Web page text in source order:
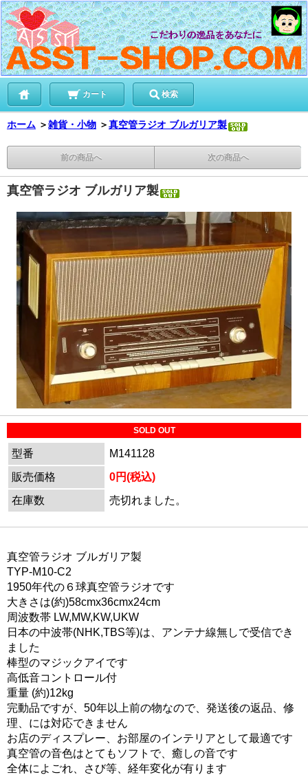
カート 検索
ホーム ＞雑貨・小物 ＞真空管ラジオ ブルガリア製
前の商品へ 次の商品へ
真空管ラジオ ブルガリア製
SOLD OUT
型番
M141128
販売価格
0円(税込)
在庫数
売切れました。
真空管ラジオ ブルガリア製
TYP-M10-C2
1950年代の６球真空管ラジオです
大きさは(約)58cmx36cmx24cm
周波数帯 LW,MW,KW,UKW
日本の中波帯(NHK,TBS等)は、アンテナ線無しで受信でき
ました
棒型のマジックアイです
高低音コントロール付
重量 (約)12kg
完動品ですが、50年以上前の物なので、発送後の返品、修
理、には対応できません
お店のディスプレー、お部屋のインテリアとして最適です
真空管の音色はとてもソフトで、癒しの音です
全体によごれ、さび等、経年変化が有ります